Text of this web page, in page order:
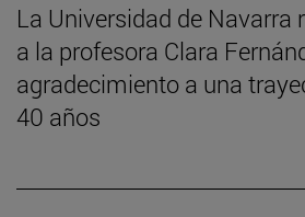
La Universidad de Navarra
a la profesora Clara
agradecimiento a una
40 años